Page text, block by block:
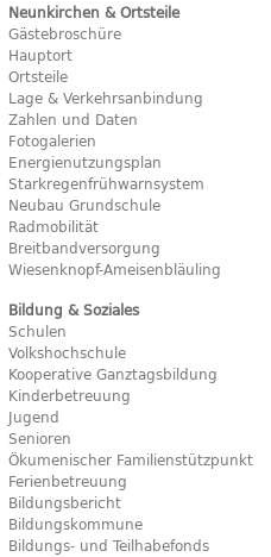
Neunkirchen & Ortsteile
Gästebroschüre
Hauptort
Ortsteile
Lage & Verkehrsanbindung
Zahlen und Daten
Fotogalerien
Energienutzungsplan
Starkregenfrühwarnsystem
Neubau Grundschule
Radmobilität
Breitbandversorgung
Wiesenknopf-Ameisenbläuling
Bildung & Soziales
Schulen
Volkshochschule
Kooperative Ganztagsbildung
Kinderbetreuung
Jugend
Senioren
Ökumenischer Familienstützpunkt
Ferienbetreuung
Bildungsbericht
Bildungskommune
Bildungs- und Teilhabefonds